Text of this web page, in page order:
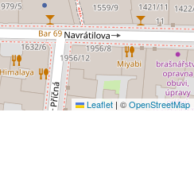
Leaflet | ©OpenStreetMap